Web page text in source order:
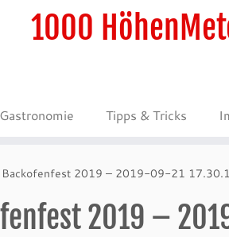
1000
Gastronomie Tipps & Tricks
Backofenfest 2019 – 2019-09-21
2019 –